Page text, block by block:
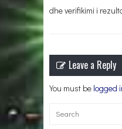
dhe verifikimi i
Leave a Reply
You must be logged